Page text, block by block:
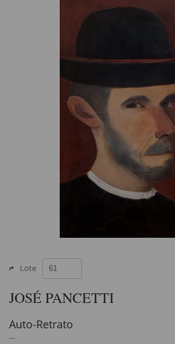
Lote
JOSÉ PANCETTI
Auto-Retrato